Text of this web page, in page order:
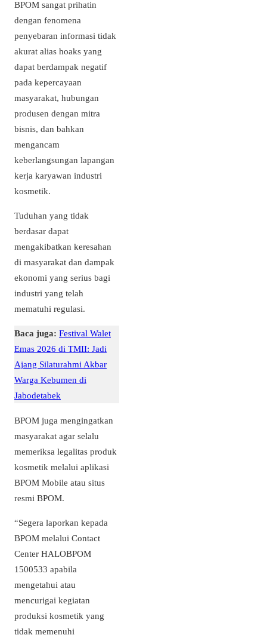
BPOM sangat prihatin
dengan fenomena
penyebaran informasi tidak
akurat alias hoaks yang
dapat berdampak negatif
pada kepercayaan
masyarakat, hubungan
produsen dengan mitra
bisnis, dan bahkan
mengancam
keberlangsungan lapangan
kerja karyawan industri
kosmetik.
Tuduhan yang tidak
berdasar dapat
mengakibatkan keresahan
di masyarakat dan dampak
ekonomi yang serius bagi
industri yang telah
mematuhi regulasi.
Baca juga: Festival Walet
Emas 2026 di TMII: Jadi
Ajang Silaturahmi Akbar
Warga Kebumen di
Jabodetabek
BPOM juga mengingatkan
masyarakat agar selalu
memeriksa legalitas produk
kosmetik melalui aplikasi
BPOM Mobile atau situs
resmi BPOM.
“Segera laporkan kepada
BPOM melalui Contact
Center HALOBPOM
1500533 apabila
mengetahui atau
mencurigai kegiatan
produksi kosmetik yang
tidak memenuhi